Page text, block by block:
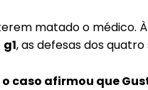
matado o médico.
g1, as defesas dos
caso afirmou que